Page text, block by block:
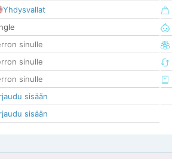
Yhdysvallat
sinulle
sinulle
sinulle
sisään
sisään